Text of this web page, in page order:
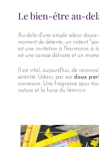
Le bien-être au-
Au-delà d'une simple odeur douce
moment de détente, un instant
est une invitation à l'harmonie, à
est une caresse délicate et un
Il est vital, aujourd'hui, de
sérénité. Udani, par son doux
connexion. Une fragrance pour
nature et la force du féminin.